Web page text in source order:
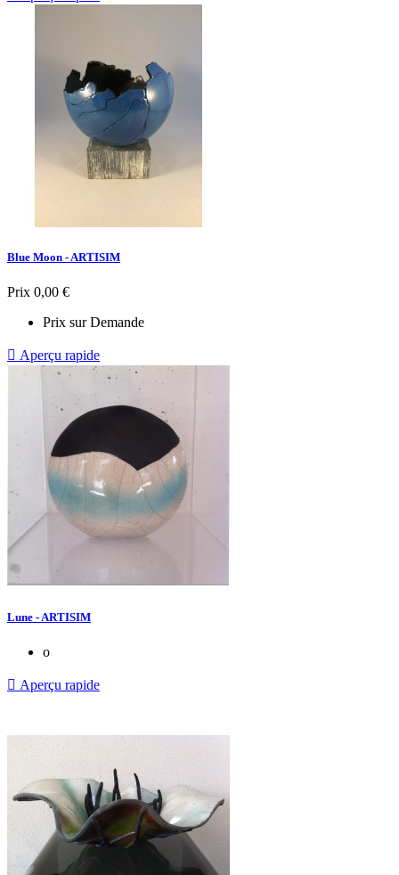
Blue Moon - ARTISIM
Prix 0,00 €
Prix sur Demande
 Aperçu rapide
Lune - ARTISIM
o
 Aperçu rapide